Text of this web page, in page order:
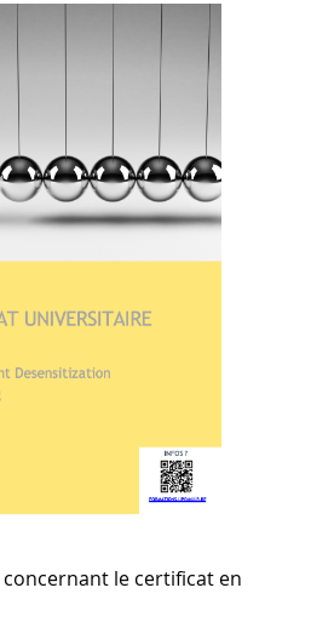
concernant le certificat en